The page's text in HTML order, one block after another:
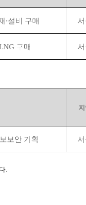
·설비 구매
구매
지
보안 기획
.